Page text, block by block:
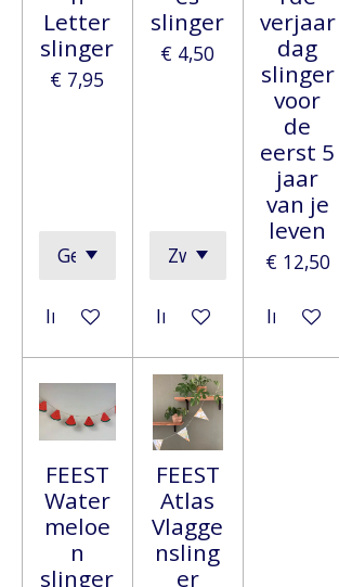
Letter
slinger
€ 7,95
In winkelwagen
slinger
€ 4,50
In winkelwagen
verjaar
dag
slinger
voor
de
eerst 5
jaar
van je
leven
€ 12,50
In
FEEST
Water
meloe
n
slinger
FEEST
Atlas
Vlagge
nsling
er